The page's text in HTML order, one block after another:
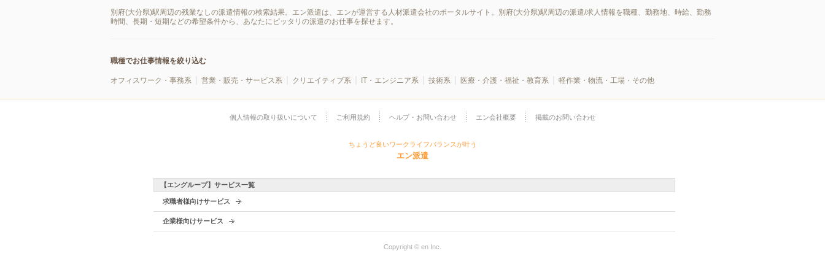
別府(大分県)駅周辺の残業なしの派遣情報の検索結果。エン派遣は、エンが運営する人材派遣会社のポータルサイト。別府(大分県)駅周辺の派遣/求人情報を職種、勤務地、時給、勤務
時間、長期・短期などの希望条件から、あなたにピッタリの派遣のお仕事を探せます。
職種でお仕事情報を絞り込む
オフィスワーク・事務系 営業・販売・サービス系 クリエイティブ系 IT・エンジニア系 技術系 医療・介護・福祉・教育系 軽作業・物流・工場・その他
個人情報の取り扱いについて ご利用規約 ヘルプ・お問い合わせ エン会社概要 掲載のお問い合わせ
ちょうど良いワークライフバランスが叶う
エン派遣
【エングループ】サービス一覧
求職者様向けサービス
企業様向けサービス
Copyright © en Inc.